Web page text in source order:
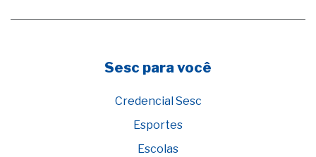
Sesc para você
Credencial Sesc
Esportes
Escolas